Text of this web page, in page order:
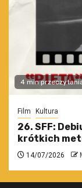
4 min
Film Kultura
26. SFF:
krótkich
14/07/2026